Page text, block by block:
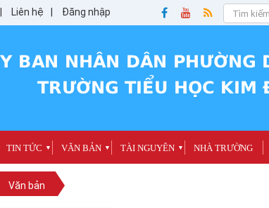
Liên hệ Đăng nhập
TIN TỨC ▼ VĂN BẢN ▼ TÀI NGUYÊN ▼ NHÀ TRƯỜNG
Văn bản